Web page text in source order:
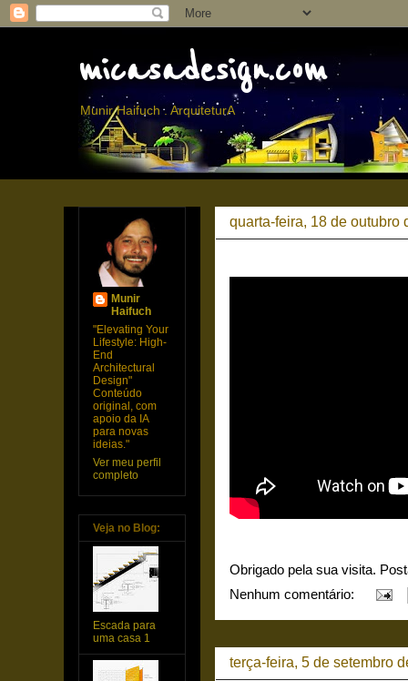
micasadesign.com
Munir Haifuch . ArquiteturA
quarta-feira, 18 de outubro
Obrigado pela sua visita.
Nenhum comentário:
terça-feira, 5 de setembro
Munir
Haifuch
"Elevating Your
Lifestyle: High-
End
Architectural
Design"
Conteúdo
original, com
apoio da IA
para novas
ideias."
Ver meu perfil
completo
Veja no Blog:
Escada para
uma casa 1